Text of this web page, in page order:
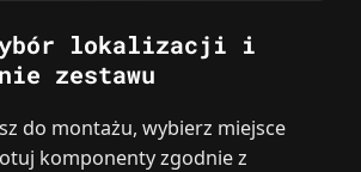
lokalizacji i
zestawu
do montażu, wybierz miejsce
komponenty zgodnie z